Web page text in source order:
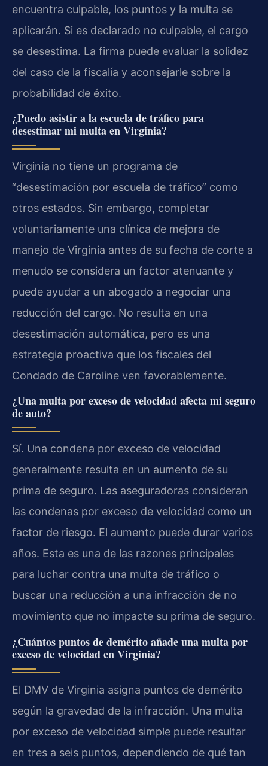
encuentra culpable, los puntos y la multa se
aplicarán. Si es declarado no culpable, el cargo
se desestima. La firma puede evaluar la solidez
del caso de la fiscalía y aconsejarle sobre la
probabilidad de éxito.
¿Puedo asistir a la escuela de tráfico para
desestimar mi multa en Virginia?
Virginia no tiene un programa de
“desestimación por escuela de tráfico” como
otros estados. Sin embargo, completar
voluntariamente una clínica de mejora de
manejo de Virginia antes de su fecha de corte a
menudo se considera un factor atenuante y
puede ayudar a un abogado a negociar una
reducción del cargo. No resulta en una
desestimación automática, pero es una
estrategia proactiva que los fiscales del
Condado de Caroline ven favorablemente.
¿Una multa por exceso de velocidad afecta mi seguro
de auto?
Sí. Una condena por exceso de velocidad
generalmente resulta en un aumento de su
prima de seguro. Las aseguradoras consideran
las condenas por exceso de velocidad como un
factor de riesgo. El aumento puede durar varios
años. Esta es una de las razones principales
para luchar contra una multa de tráfico o
buscar una reducción a una infracción de no
movimiento que no impacte su prima de seguro.
¿Cuántos puntos de demérito añade una multa por
exceso de velocidad en Virginia?
El DMV de Virginia asigna puntos de demérito
según la gravedad de la infracción. Una multa
por exceso de velocidad simple puede resultar
en tres a seis puntos, dependiendo de qué tan